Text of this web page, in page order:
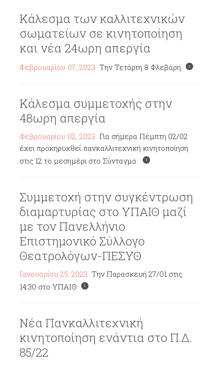
Κάλεσμα των καλλιτεχνικών
σωματείων σε κινητοποίηση
και νέα 24ωρη απεργία
Φεβρουαρίου 07, 2023 Την Τετάρτη 8 Φλεβάρη
Κάλεσμα συμμετοχής στην
48ωρη απεργία
Φεβρουαρίου 02, 2023 Για σήμερα Πέμπτη 02/02
έχει προκηρυχθεί πανκαλλιτεχνική κινητοποίηση
στις 12 το μεσημέρι στο Σύνταγμα.
Συμμετοχή στην συγκέντρωση
διαμαρτυρίας στο ΥΠΑΙΘ μαζί
με τον Πανελλήνιο
Επιστημονικό Σύλλογο
Θεατρολόγων-ΠΕΣΥΘ
Ιανουαρίου 25, 2023 Την Παρασκευή 27/01 στις
14:30 στο ΥΠΑΙΘ
Νέα Πανκαλλιτεχνική
κινητοποίηση ενάντια στο Π.Δ.
85/22